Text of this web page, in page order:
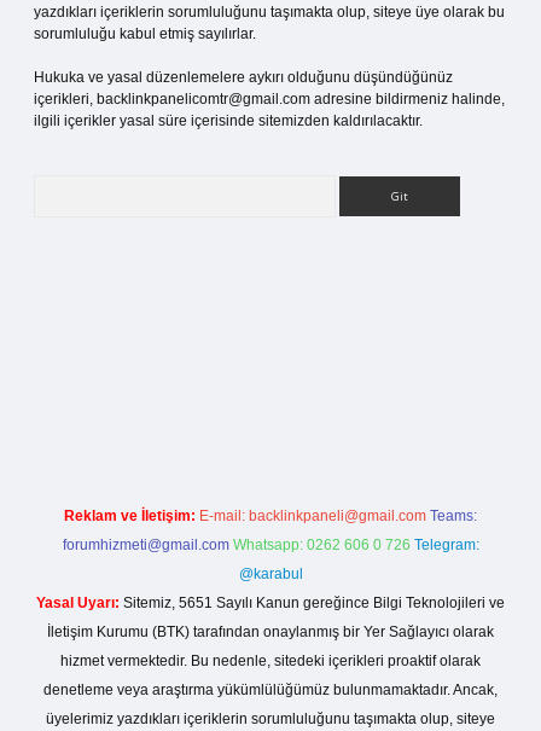
yazdıkları içeriklerin sorumluluğunu taşımakta olup, siteye üye olarak bu
sorumluluğu kabul etmiş sayılırlar.
Hukuka ve yasal düzenlemelere aykırı olduğunu düşündüğünüz
içerikleri, backlinkpanelicomtr@gmail.com adresine bildirmeniz halinde,
ilgili içerikler yasal süre içerisinde sitemizden kaldırılacaktır.
Reklam ve İletişim: E-mail: backlinkpaneli@gmail.com Teams:
forumhizmeti@gmail.com Whatsapp: 0262 606 0 726 Telegram:
@karabul
Yasal Uyarı: Sitemiz, 5651 Sayılı Kanun gereğince Bilgi Teknolojileri ve
İletişim Kurumu (BTK) tarafından onaylanmış bir Yer Sağlayıcı olarak
hizmet vermektedir. Bu nedenle, sitedeki içerikleri proaktif olarak
denetleme veya araştırma yükümlülüğümüz bulunmamaktadır. Ancak,
üyelerimiz yazdıkları içeriklerin sorumluluğunu taşımakta olup, siteye